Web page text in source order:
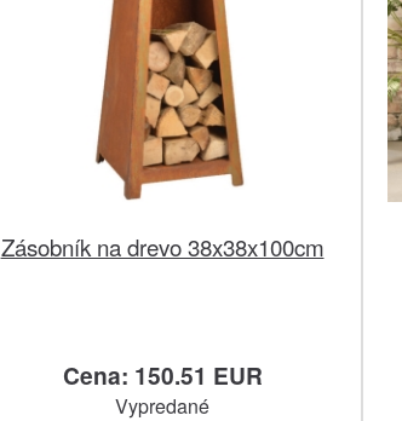
Zásobník na drevo 38x38x100cm
Cena: 150.51 EUR
Vypredané